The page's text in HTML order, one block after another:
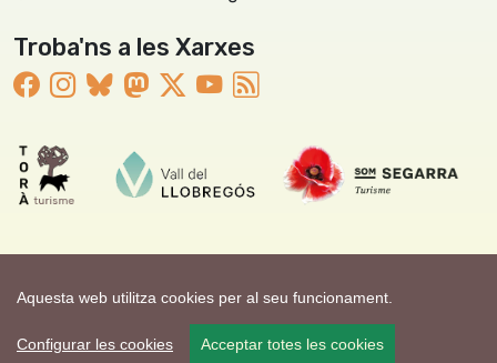
Aquesta web utilitza cookies per al seu funcionament.
Configurar les cookies Acceptar totes les cookies
Troba'ns a les Xarxes